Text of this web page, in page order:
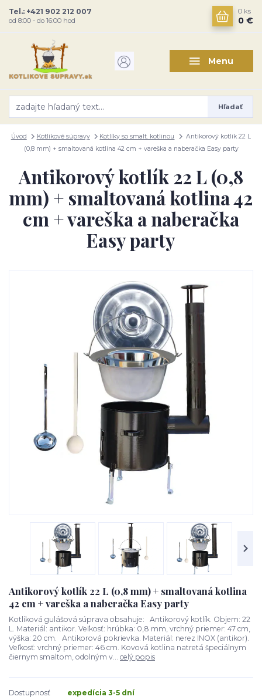
Menu
Hľadať
Tel.: +421 902 212 007
od 8:00 - do 16:00 hod
0 ks
0 €
Úvod Kotlíkové súpravy Kotlíky so smalt. kotlinou
Antikorový kotlík 22 L
(0,8 mm) + smaltovaná kotlina 42 cm + vareška a naberačka Easy party
Antikorový kotlík 22 L (0,8
mm) + smaltovaná kotlina 42
cm + vareška a naberačka
Easy party
Antikorový kotlík 22 L (0,8 mm) + smaltovaná kotlina
42 cm + vareška a naberačka Easy party
Kotlíková gulášová súprava obsahuje: Antikorový kotlík. Objem: 22
L. Materiál: antikor. Veľkosť: hrúbka: 0,8 mm, vrchný priemer: 47 cm,
výška: 20 cm. Antikorová pokrievka. Materiál: nerez INOX (antikor).
Veľkosť: vrchný priemer: 46 cm. Kovová kotlina natretá špeciálnym
čiernym smaltom, odolným v... celý popis
Dostupnosť expedícia 3-5 dní